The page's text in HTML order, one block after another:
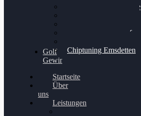
Bilgenroth Performance
Chiptuning Schüttorf
Chiptuning Emsdetten
Golf
Gewinnspiel
Startseite
Über
uns
Leistungen